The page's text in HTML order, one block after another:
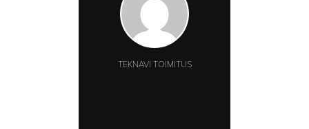
TEKNAVI TOIMITUS